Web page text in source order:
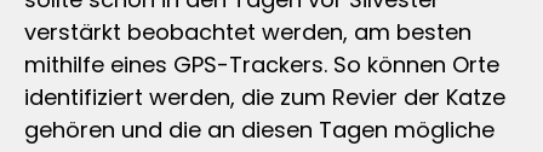
verstärkt beobachtet werden, am besten
mithilfe eines GPS-Trackers. So können Orte
identifiziert werden, die zum Revier der Katze
gehören und die an diesen Tagen mögliche